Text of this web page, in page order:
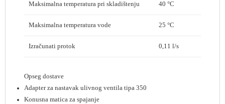
Maksimalna temperatura pri skladištenju 40 °C
Maksimalna temperatura vode 25 °C
Izračunati protok 0,11 l/s
Opseg dostave
Adapter za nastavak ulivnog ventila tipa 350
Konusna matica za spajanje